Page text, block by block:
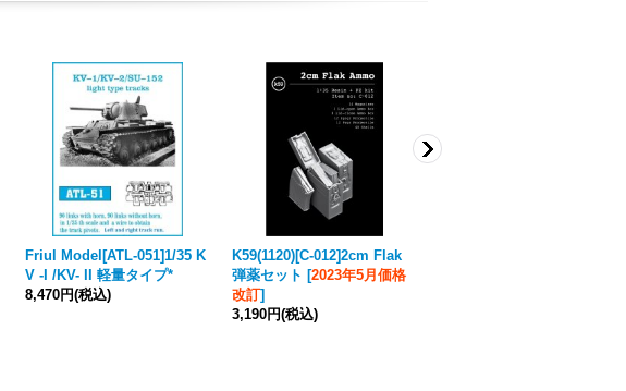
Friul Model[ATL-051]1/35 K
V -I /KV- II 軽量タイプ*
8,470円(税込)
K59(1120)[C-012]2cm Flak
弾薬セット [2023年5月価格
改訂]
3,190円(税込)